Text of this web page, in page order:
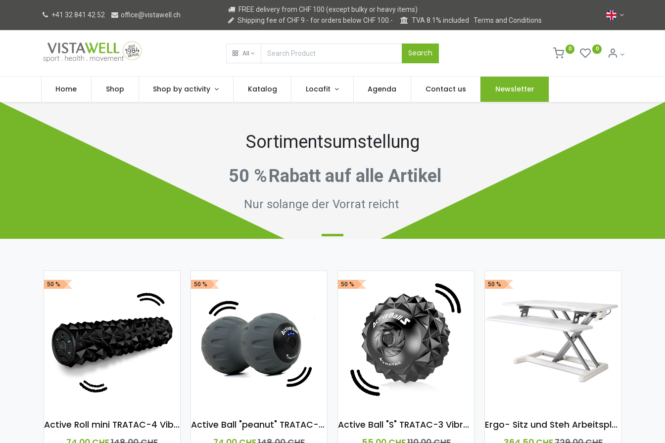
+41 32 841 42 52 office@vistawell.ch
FREE delivery from CHF 100 (except bulky or heavy items)
Shipping fee of CHF 9.- for orders below CHF 100.-
TVA 8.1% includedTerms and Conditions
All Search 0 0
Home Shop Shop by activity Katalog Locafit Agenda Contact us Newsletter
Sortimentsumstellung
50 %Rabatt auf alle Artikel
Nur solange der Vorrat reicht
50 %
Active Roll mini TRATAC-4 Vibrations-Stufen
50 %
Active Ball "peanut" TRATAC-3 Vibrations-Stufen
50 %
Active Ball "S" TRATAC-3 Vibrations-Stufen
50 %
Ergo- Sitz und Steh Arbeitsplatz für PC mit Gasdruckfeder